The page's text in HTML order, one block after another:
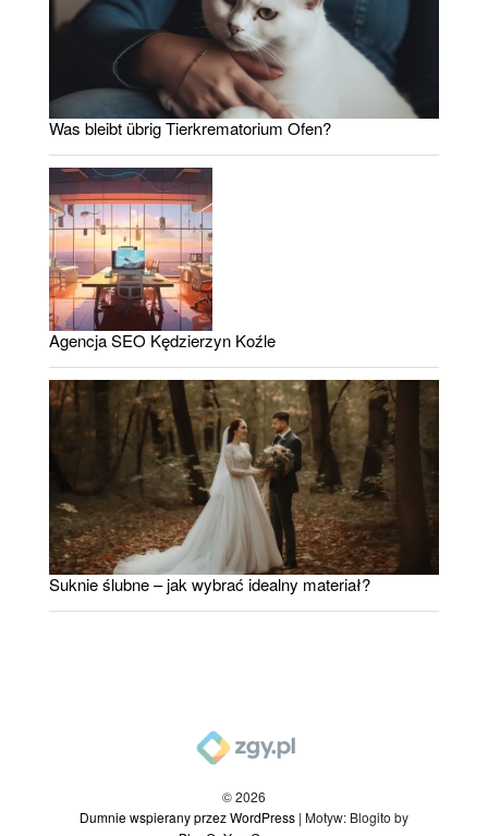
Was bleibt übrig Tierkrematorium Ofen?
Agencja SEO Kędzierzyn Koźle
Suknie ślubne – jak wybrać idealny materiał?
© 2026
Dumnie wspierany przez WordPress | Motyw: Blogito by